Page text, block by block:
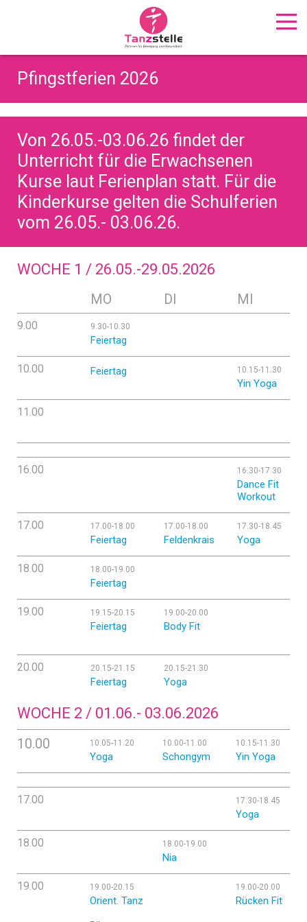
Pfingstferien 2026
Von 26.05.-03.06.26 findet der
Unterricht für die Erwachsenen
Kurse laut Ferienplan statt. Für die
Kinderkurse gelten die Schulferien
vom 26.05.- 03.06.26.
WOCHE 1 / 26.05.-29.05.2026
MO DI MI
9.00 9.30-10.30
Feiertag
10.00 Feiertag 10.15-11.30
Yin Yoga
11.00
16.00 16.30-17.30
Dance Fit
Workout
17.00 17.00-18.00
Feiertag
17.00-18.00
Feldenkrais
17.30-18.45
Yoga
18.00 18.00-19.00
Feiertag
19.00 19.15-20.15
Feiertag
19.00-20.00
Body Fit
20.00 20.15-21.15
Feiertag
20.15-21.30
Yoga
WOCHE 2 / 01.06.- 03.06.2026
10.00 10.05-11.20
Yoga
10.00-11.00
Schongym
10.15-11.30
Yin Yoga
17.00 17.30-18.45
Yoga
18.00 18.00-19.00
Nia
19.00 19.00-20.15
Orient. Tanz
19.00-20.00
Rücken Fit